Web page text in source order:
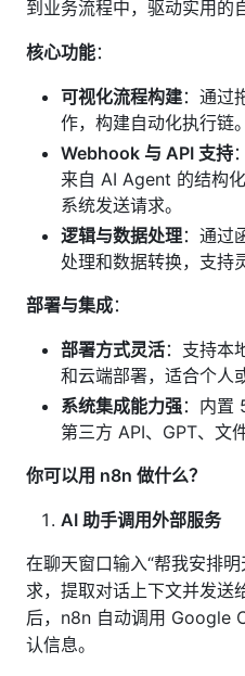
到业务流程中，驱动实用的
核心功能：
可视化流程构建：通过
作，构建自动化执行链。
Webhook 与 API 支持
来自 AI Agent 的结构
系统发送请求。
逻辑与数据处理：通过
处理和数据转换，支持
部署与集成：
部署方式灵活：支持本
和云端部署，适合个人
系统集成能力强：内置
第三方 API、GPT、文
你可以用 n8n 做什么？
AI 助手调用外部服务
在聊天窗口输入“帮我安排
求，提取对话上下文并发送
后，n8n 自动调用 Google
认信息。